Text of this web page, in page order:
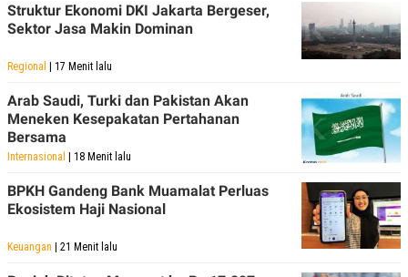
E
R
R
T
S
I
G
K
G
M
D
I
A
I
Struktur Ekonomi DKI Jakarta Bergeser,
Sektor Jasa Makin Dominan
Regional | 17 Menit lalu
Arab Saudi, Turki dan Pakistan Akan
Meneken Kesepakatan Pertahanan
Bersama
Internasional | 18 Menit lalu
BPKH Gandeng Bank Muamalat Perluas
Ekosistem Haji Nasional
Keuangan | 21 Menit lalu